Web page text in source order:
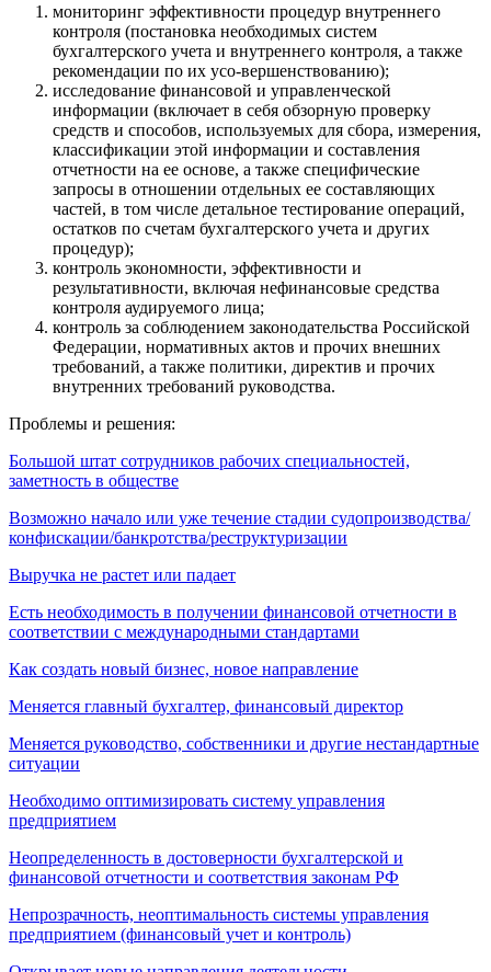
мониторинг эффективности процедур внутреннего
контроля (постановка необходимых систем
бухгалтерского учета и внутреннего контроля, а также
рекомендации по их усо-вершенствованию);
исследование финансовой и управленческой
информации (включает в себя обзорную проверку
средств и способов, используемых для сбора, измерения,
классификации этой информации и составления
отчетности на ее основе, а также специфические
запросы в отношении отдельных ее составляющих
частей, в том числе детальное тестирование операций,
остатков по счетам бухгалтерского учета и других
процедур);
контроль экономности, эффективности и
результативности, включая нефинансовые средства
контроля аудируемого лица;
контроль за соблюдением законодательства Российской
Федерации, нормативных актов и прочих внешних
требований, а также политики, директив и прочих
внутренних требований руководства.
Проблемы и решения:
Большой штат сотрудников рабочих специальностей,
заметность в обществе
Возможно начало или уже течение стадии судопроизводства/
конфискации/банкротства/реструктуризации
Выручка не растет или падает
Есть необходимость в получении финансовой отчетности в
соответствии с международными стандартами
Как создать новый бизнес, новое направление
Меняется главный бухгалтер, финансовый директор
Меняется руководство, собственники и другие нестандартные
ситуации
Необходимо оптимизировать систему управления
предприятием
Неопределенность в достоверности бухгалтерской и
финансовой отчетности и соответствия законам РФ
Непрозрачность, неоптимальность системы управления
предприятием (финансовый учет и контроль)